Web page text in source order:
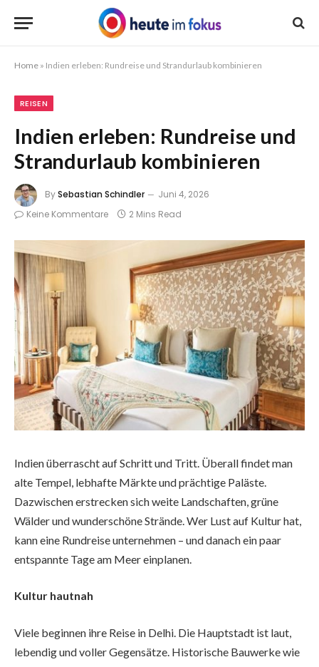
Home » Indien erleben: Rundreise und Strandurlaub kombinieren
REISEN
Indien erleben: Rundreise und
Strandurlaub kombinieren
BySebastian Schindler
Juni 4, 2026
Keine Kommentare
2 Mins Read
Indien überrascht auf Schritt und Tritt. Überall findet man
alte Tempel, lebhafte Märkte und prächtige Paläste.
Dazwischen erstrecken sich weite Landschaften, grüne
Wälder und wunderschöne Strände. Wer Lust auf Kultur hat,
kann eine Rundreise unternehmen – und danach ein paar
entspannte Tage am Meer einplanen.
Kultur hautnah
Viele beginnen ihre Reise in Delhi. Die Hauptstadt ist laut,
lebendig und voller Gegensätze. Historische Bauwerke wie